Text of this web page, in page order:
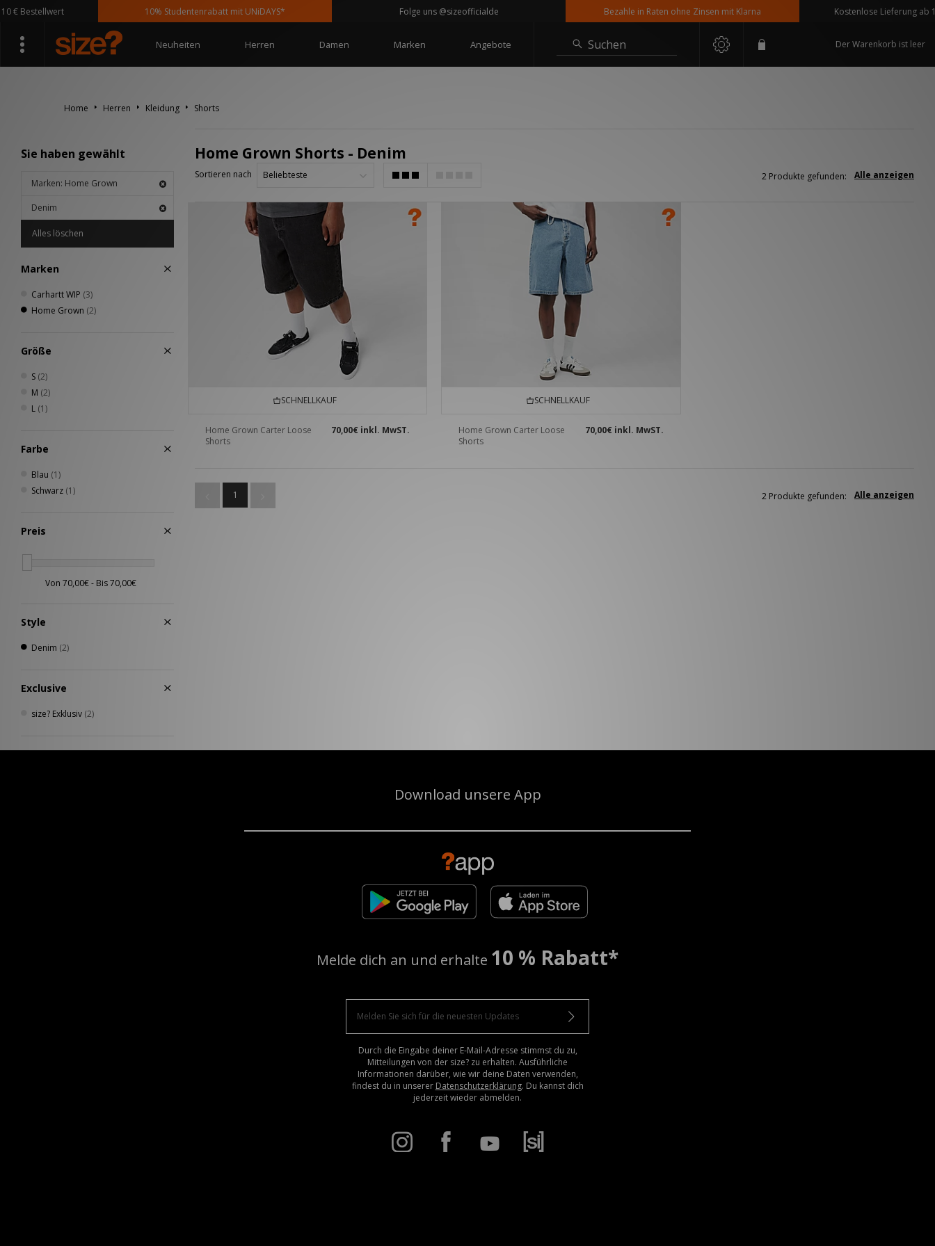
Bestellwert 10% Studentenrabatt mit UNiDAYS* Folge uns @sizeofficialde Bezahle in Raten ohne Zinsen mit Klarna Kostenlose Lieferung ab
Neuheiten Herren Damen Marken Angebote Suchen Der Warenkorb ist leer
Home Herren Kleidung Shorts
Sie haben gewählt
Marken: Home Grown
Denim
Alles löschen
Marken
Carhartt WIP (3)
Home Grown (2)
Größe
S (2)
M (2)
L (1)
Farbe
Blau (1)
Schwarz (1)
Preis
Style
Denim (2)
Exclusive
size? Exklusiv (2)
Home Grown Shorts - Denim
Sortieren nach Alle anzeigen
2 Produkte gefunden:
SCHNELLKAUF
Home Grown Carter Loose
Shorts
70,00€ inkl. MwST.
SCHNELLKAUF
Home Grown Carter Loose
Shorts
70,00€ inkl. MwST.
1 Alle anzeigen
2 Produkte gefunden:
Download unsere App
Melde dich an und erhalte 10 % Rabatt*
Durch die Eingabe deiner E-Mail-Adresse stimmst du zu,
Mitteilungen von der size? zu erhalten. Ausführliche
Informationen darüber, wie wir deine Daten verwenden,
findest du in unserer Datenschutzerklärung. Du kannst dich
jederzeit wieder abmelden.